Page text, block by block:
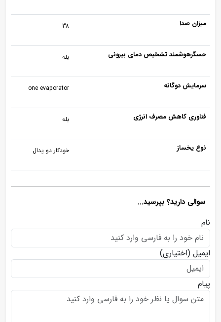
میزان صدا 38
حسگرهوشمند تشخیص دمای بیرونی بله
سرمایش دوگانه one evaporator
فناوری کاهش مصرف انرژی بله
نوع یخساز خودکار دو پدال
سوالی دارید؟ بپرسید...
نام
ایمیل (اختیاری)
پیام